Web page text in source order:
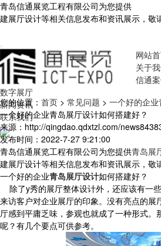
青岛信通展览工程有限公司为您提供
建展厅设计等相关信息发布和资讯展示，敬
网站
关于
信通
数字展厅
新闻资讯
联系我们
您的位置： 首页 > 常见问题 > 一个好的企
一个好的企业青岛展厅设计如何搭建好？
来源：http://qingdao.qdxtzl.com/
发布时间：2022-7-27 9:21:00
青岛信通展览工程有限公司为您提供青岛展
建展厅设计等相关信息发布和资讯展示，敬
一个好的企业青岛展厅设计如何搭建好？
除了y秀的展厅整体设计外，还应该有一
来访客户对企业展厅的印象。没有亮点的展
厅感到平庸乏味，参观也就成了一种形式。
呢？有几个要点可供参考。